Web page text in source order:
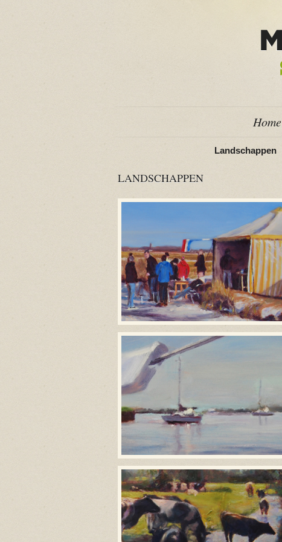
Home
Landschappen
LANDSCHAPPEN